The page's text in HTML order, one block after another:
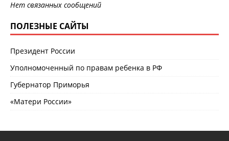
Нет связанных сообщений
ПОЛЕЗНЫЕ САЙТЫ
Президент России
Уполномоченный по правам ребенка в РФ
Губернатор Приморья
«Матери России»